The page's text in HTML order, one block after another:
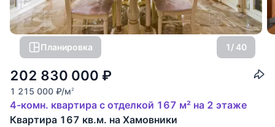
Планировка 1/ 40
202 830 000 ₽
1 215 000 ₽/м2
4-комн. квартира с отделкой 167 м² на 2 этаже
Квартира 167 кв.м. на Хамовники